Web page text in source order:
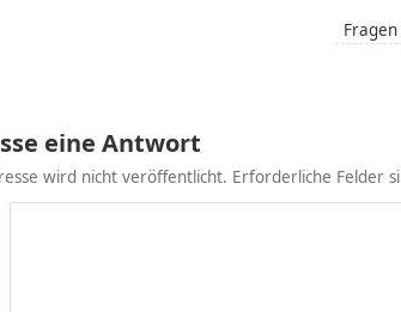
eine Antwort
wird nicht veröffentlicht. Erforderliche Felder